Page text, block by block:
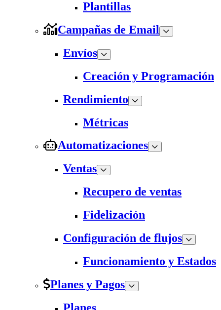
Plantillas
Campañas de Email
Envíos
Creación y Programación
Rendimiento
Métricas
Automatizaciones
Ventas
Recupero de ventas
Fidelización
Configuración de flujos
Funcionamiento y Estados
Planes y Pagos
Planes